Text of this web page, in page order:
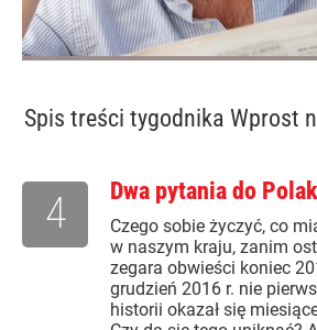
Spis treści tygodnika Wprost
Dwa pytania do
Czego sobie życzyć, co
w naszym kraju, zanim
zegara obwieści koniec
grudzień 2016 r. nie
historii okazał się
4